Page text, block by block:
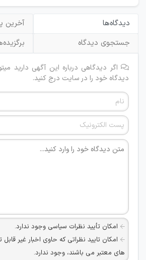
دیدگاه‌ها
آخرین
جستجوی دیدگاه
اگر دیدگاهی درباره این آگهی دارید
دیدگاه خود را در سایت درج کنید.
امکان تأیید نظرات سیاسی وجود ندارد.
امکان تایید نظراتی که حاوی اخبار غیر قابل
های معتبر می باشند، وجود ندارد.